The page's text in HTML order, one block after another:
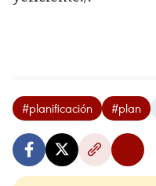
#planificación #plan